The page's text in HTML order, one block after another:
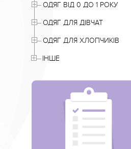
ОДЯГ ВІД 0 ДО 1 РОКУ
ОДЯГ ДЛЯ ДІВЧАТ
ОДЯГ ДЛЯ ХЛОПЧИКІВ
ІНШЕ